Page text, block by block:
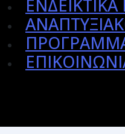
ΕΝΔΕΙΚΤΙΚΑ